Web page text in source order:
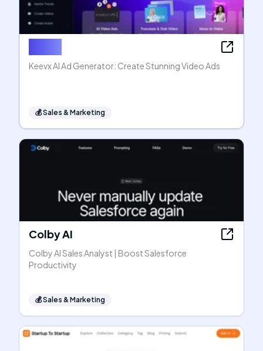
Keevx AI Ad Generator: Create Stunning Video Ads
💰Sales & Marketing
Colby AI
Colby AI Sales Analyst | Boost Salesforce
Productivity
💰Sales & Marketing